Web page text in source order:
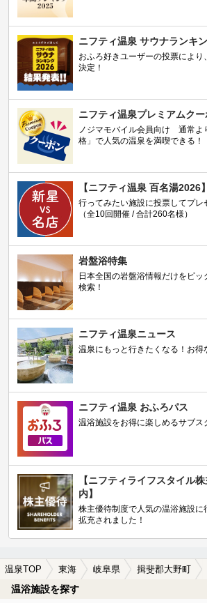
ニフティ温泉 サウナランキ
おふろ好きユーザーの投票によ
決定！
ニフティ温泉プレミアムク
ノジマモバイル会員向け 通常よ
格」で人気の温泉を満喫できる！
【ニフティ温泉 百名湯2026】
行ってみたい施設に投票してプレ
（全10回開催 / 合計260名様）
岩盤浴特集
日本全国の岩盤浴情報だけをピッ
検索！
ニフティ温泉ニュース
温泉にもっと行きたくなる！お得
ニフティ温泉 おふろパス
温浴施設をお得に楽しめるサブス
【ニフティライフスタイル
内】
株主優待制度で人気の温浴施設に
拡充されました！
温泉TOP 東海 岐阜県 揖斐郡大野町
温浴施設を探す